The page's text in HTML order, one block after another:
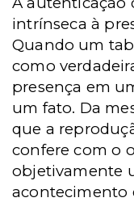
intrínseca à
Quando um
como
presença em
um fato. Da
que a
confere com o
objetivamente
acontecimento